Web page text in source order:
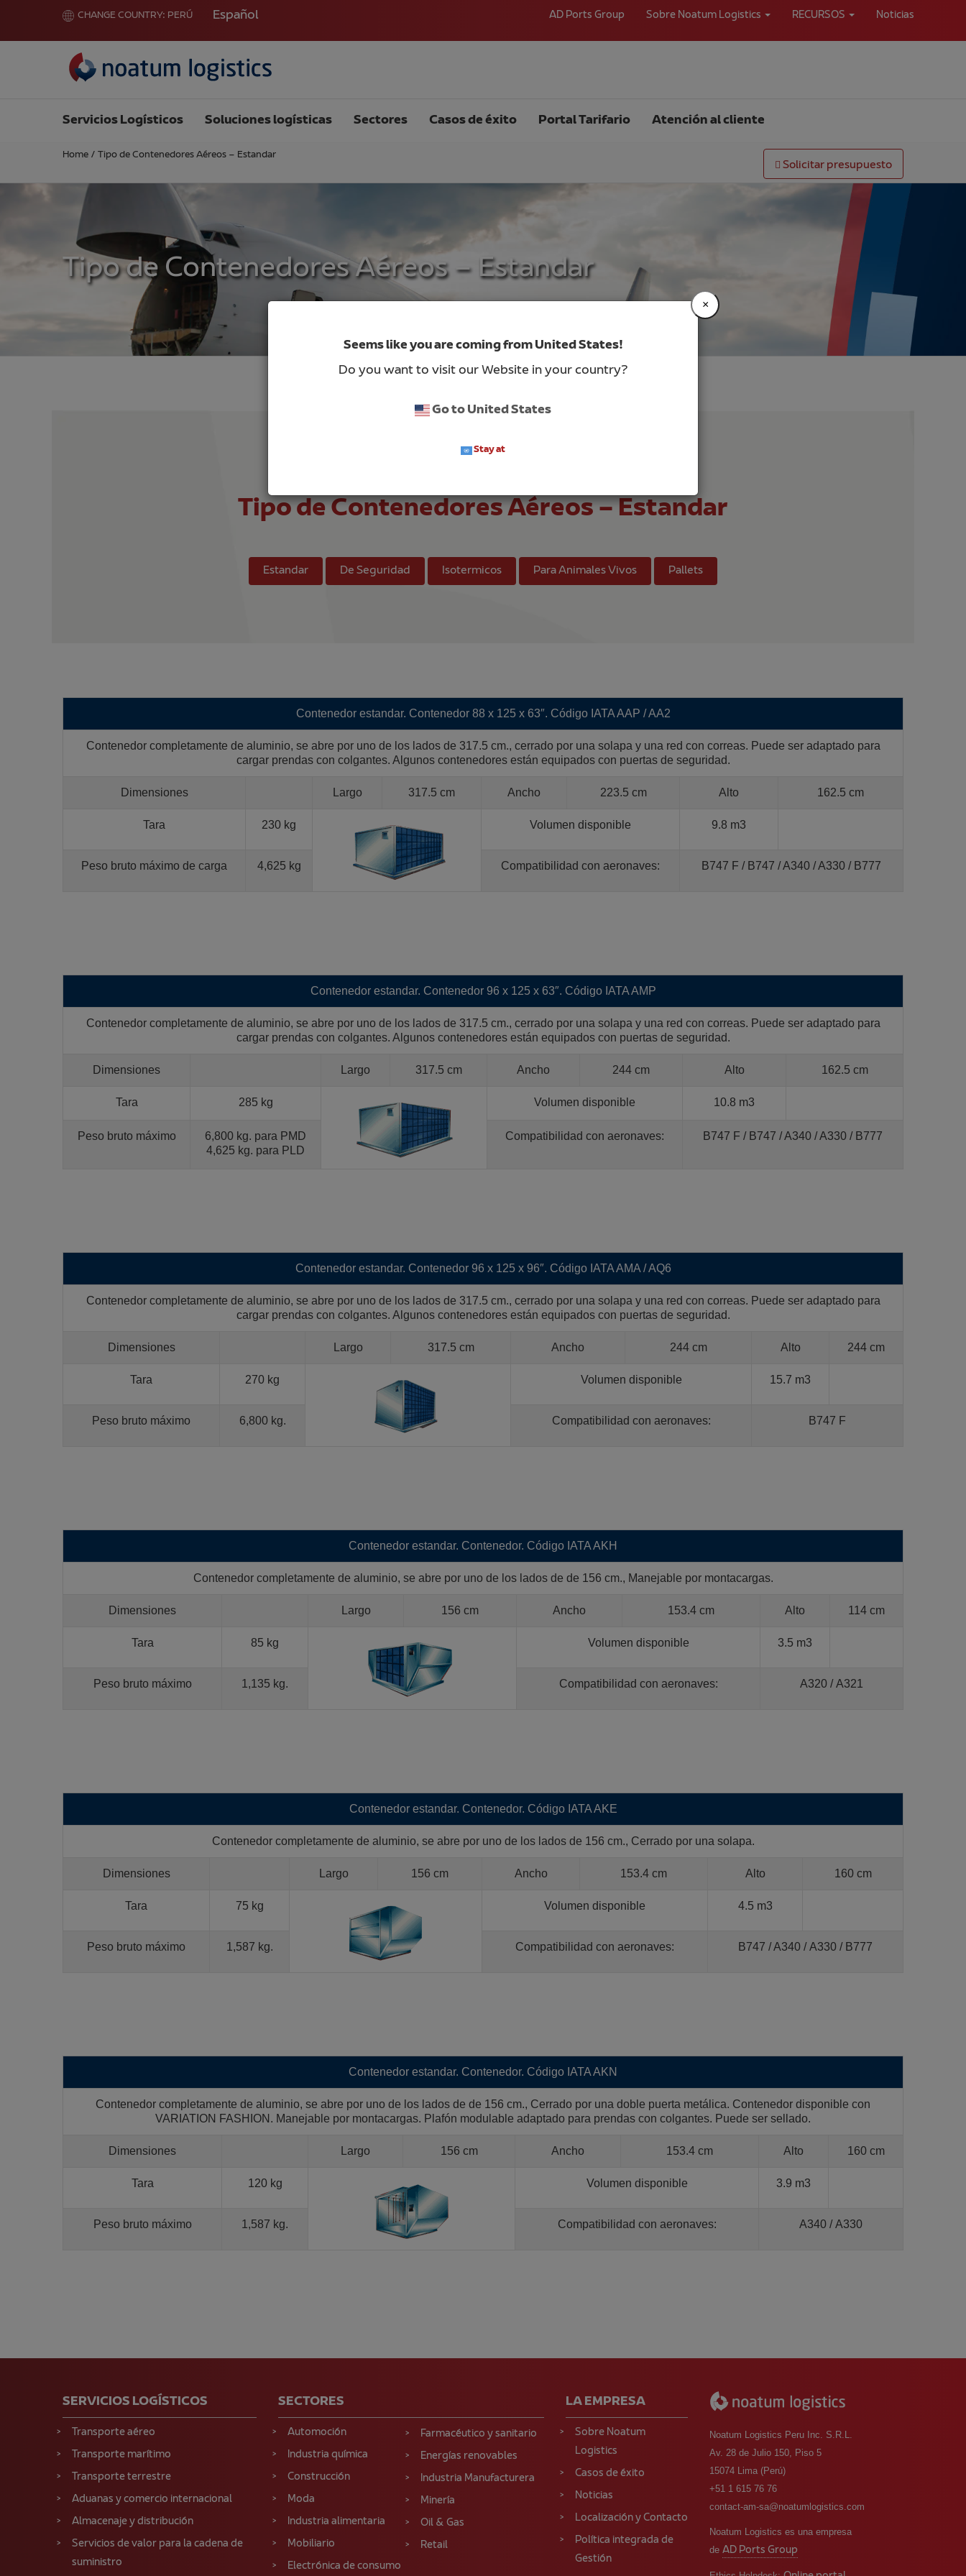
CHANGE COUNTRY: PERÚ Español AD Ports Group Sobre Noatum Logistics RECURSOS Noticias
Servicios Logísticos Soluciones logísticas Sectores Casos de éxito Portal Tarifario Atención al cliente
Solicitar presupuesto
Home / Tipo de Contenedores Aéreos – Estandar
Tipo de Contenedores Aéreos – Estandar
Tipo de Contenedores Aéreos – Estandar
Estandar De Seguridad Isotermicos Para Animales Vivos Pallets
Contenedor estandar. Contenedor 88 x 125 x 63″. Código IATA AAP / AA2
Contenedor completamente de aluminio, se abre por uno de los lados de 317.5 cm., cerrado por una solapa y una red con correas. Puede ser adaptado para
cargar prendas con colgantes. Algunos contenedores están equipados con puertas de seguridad.
Dimensiones Largo 317.5 cm Ancho 223.5 cm Alto 162.5 cm
Tara 230 kg Volumen disponible 9.8 m3
Peso bruto máximo de carga 4,625 kg Compatibilidad con aeronaves: B747 F / B747 / A340 / A330 / B777
Contenedor estandar. Contenedor 96 x 125 x 63″. Código IATA AMP
Contenedor completamente de aluminio, se abre por uno de los lados de 317.5 cm., cerrado por una solapa y una red con correas. Puede ser adaptado para
cargar prendas con colgantes. Algunos contenedores están equipados con puertas de seguridad.
Dimensiones Largo 317.5 cm Ancho 244 cm Alto 162.5 cm
Tara 285 kg Volumen disponible 10.8 m3
Peso bruto máximo
6,800 kg. para PMD
4,625 kg. para PLD
Compatibilidad con aeronaves: B747 F / B747 / A340 / A330 / B777
Contenedor estandar. Contenedor 96 x 125 x 96″. Código IATA AMA / AQ6
Contenedor completamente de aluminio, se abre por uno de los lados de 317.5 cm., cerrado por una solapa y una red con correas. Puede ser adaptado para
cargar prendas con colgantes. Algunos contenedores están equipados con puertas de seguridad.
Dimensiones Largo 317.5 cm Ancho 244 cm Alto 244 cm
Tara 270 kg Volumen disponible 15.7 m3
Peso bruto máximo 6,800 kg. Compatibilidad con aeronaves: B747 F
Contenedor estandar. Contenedor. Código IATA AKH
Contenedor completamente de aluminio, se abre por uno de los lados de de 156 cm., Manejable por montacargas.
Dimensiones Largo 156 cm Ancho 153.4 cm Alto 114 cm
Tara 85 kg Volumen disponible 3.5 m3
Peso bruto máximo 1,135 kg. Compatibilidad con aeronaves: A320 / A321
Contenedor estandar. Contenedor. Código IATA AKE
Contenedor completamente de aluminio, se abre por uno de los lados de 156 cm., Cerrado por una solapa.
Dimensiones Largo 156 cm Ancho 153.4 cm Alto 160 cm
Tara 75 kg Volumen disponible 4.5 m3
Peso bruto máximo 1,587 kg. Compatibilidad con aeronaves: B747 / A340 / A330 / B777
Contenedor estandar. Contenedor. Código IATA AKN
Contenedor completamente de aluminio, se abre por uno de los lados de de 156 cm., Cerrado por una doble puerta metálica. Contenedor disponible con
VARIATION FASHION. Manejable por montacargas. Plafón modulable adaptado para prendas con colgantes. Puede ser sellado.
Dimensiones Largo 156 cm Ancho 153.4 cm Alto 160 cm
Tara 120 kg Volumen disponible 3.9 m3
Peso bruto máximo 1,587 kg. Compatibilidad con aeronaves: A340 / A330
SERVICIOS LOGÍSTICOS
Transporte aéreo
Transporte marítimo
Transporte terrestre
Aduanas y comercio internacional
Almacenaje y distribución
Servicios de valor para la cadena de
suministro
SECTORES
Automoción
Industria química
Construcción
Moda
Industria alimentaria
Mobiliario
Electrónica de consumo
Farmacéutico y sanitario
Energías renovables
Industria Manufacturera
Minería
Oil & Gas
Retail
LA EMPRESA
Sobre Noatum
Logistics
Casos de éxito
Noticias
Localización y Contacto
Política integrada de
Gestión
Noatum Logistics Peru Inc. S.R.L.
Av. 28 de Julio 150, Piso 5
15074 Lima (Perú)
+51 1 615 76 76
contact-am-sa@noatumlogistics.com
Noatum Logistics es una empresa
de AD Ports Group
Seems like you are coming from United States!
Do you want to visit our Website in your country?
Go to United States
Stay at
×